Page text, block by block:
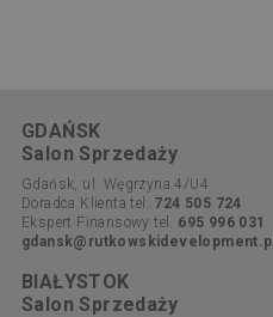
GDAŃSK
Salon Sprzedaży
Gdańsk, ul. Węgrzyna 4/U4
Doradca Klienta tel. 724 505 724
Ekspert Finansowy tel. 695 996 031
gdansk@rutkowskidevelopment.pl
BIAŁYSTOK
Salon Sprzedaży